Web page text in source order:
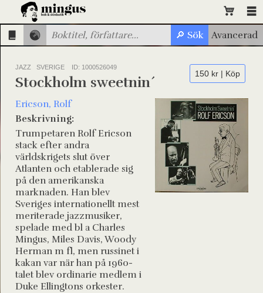
JAZZ SVERIGE ID: 1000526049
150 kr | Köp
Stockholm sweetnin´
Ericson, Rolf
Beskrivning:
Trumpetaren Rolf Ericson
stack efter andra
världskrigets slut över
Atlanten och etablerade sig
på den amerikanska
marknaden. Han blev
Sveriges internationellt mest
meriterade jazzmusiker,
spelade med bl a Charles
Mingus, Miles Davis, Woody
Herman m fl, men russinet i
kakan var när han på 1960-
talet blev ordinarie medlem i
Duke Ellingtons orkester.